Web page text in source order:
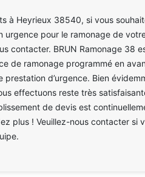
à Heyrieux 38540, si vous
urgence pour le ramonage de
contacter. BRUN Ramonage 38
de ramonage programmé en
prestation d’urgence. Bien
effectuons reste très
de devis est
plus ! Veuillez-nous contacter si